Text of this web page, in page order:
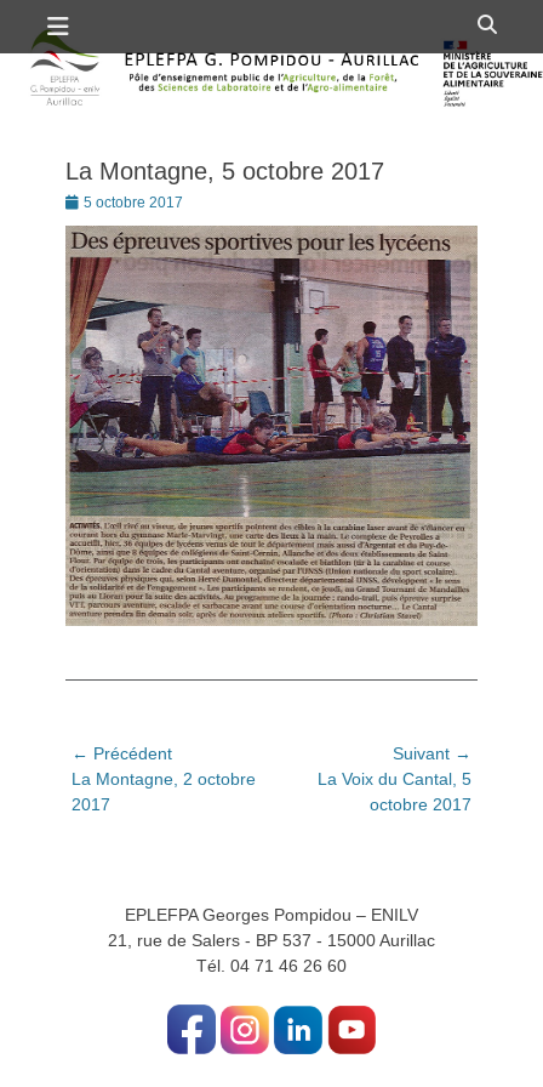
au
contenu
Premier menu
La Montagne, 5 octobre 2017
Posté
le
5 octobre 2017
Navigation
de
l’article
← Précédent
Article
précédent:
La Montagne, 2 octobre
2017
Suivant →
La Voix du Cantal, 5
octobre 2017
EPLEFPA Georges Pompidou – ENILV
21, rue de Salers - BP 537 - 15000 Aurillac
Tél. 04 71 46 26 60